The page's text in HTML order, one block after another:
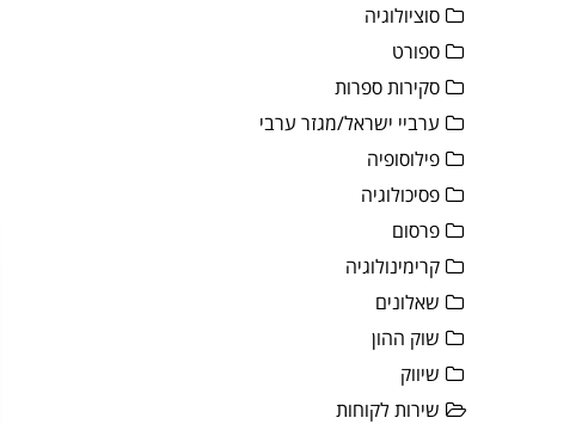
סוציולוגיה
ספורט
סקירות ספרות
ערביי ישראל/מגזר ערבי
פילוסופיה
פסיכולוגיה
פרסום
קרימינולוגיה
שאלונים
שוק ההון
שיווק
שירות לקוחות